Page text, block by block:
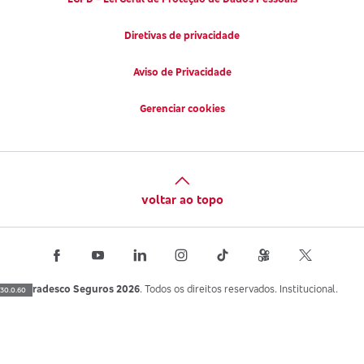
30.0.60
Diretivas de privacidade
Aviso de Privacidade
Gerenciar cookies
voltar ao topo
Bradesco Seguros 2026. Todos os direitos reservados. Institucional.